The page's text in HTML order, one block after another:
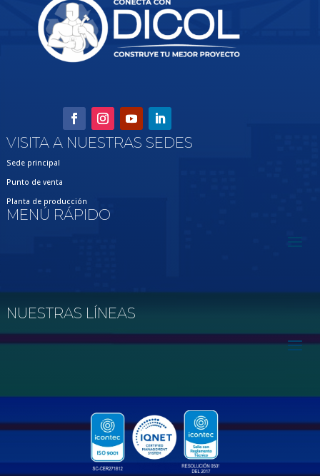
VISITA A NUESTRAS SEDES
Sede principal
Punto de venta
Planta de producción
MENÚ RÁPIDO
NUESTRAS LÍNEAS